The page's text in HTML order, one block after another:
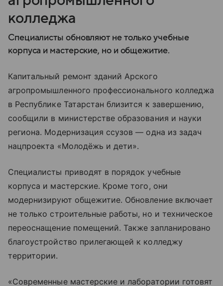
колледжа
Специалисты обновляют не только учебные
корпуса и мастерские, но и общежитие.
Капитальный ремонт зданий Арского
агропромышленного профессионального колледжа
в Республике Татарстан близится к завершению,
сообщили в министерстве образования и науки
региона. Модернизация ссузов — одна из задач
нацпроекта «Молодёжь и дети».
Специалисты приводят в порядок учебные
корпуса и мастерские. Кроме того, они
модернизируют общежитие. Обновление включает
не только строительные работы, но и техническое
переоснащение помещений. Также запланировано
благоустройство прилегающей к колледжу
территории.
«Современные мастерские и лаборатории готовят